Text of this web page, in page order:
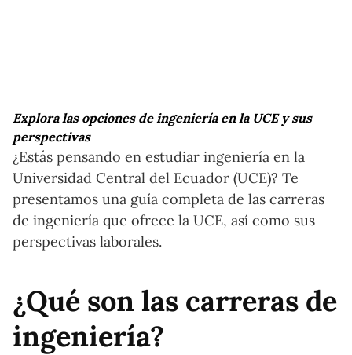
Explora las opciones de ingeniería en la UCE y sus
perspectivas
¿Estás pensando en estudiar ingeniería en la
Universidad Central del Ecuador (UCE)? Te
presentamos una guía completa de las carreras
de ingeniería que ofrece la UCE, así como sus
perspectivas laborales.
¿Qué son las carreras de
ingeniería?